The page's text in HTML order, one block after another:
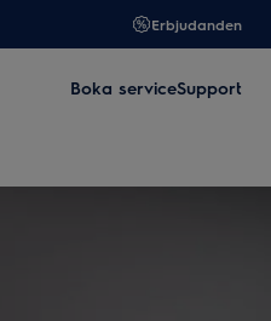
Erbjudanden
Boka serviceSupport